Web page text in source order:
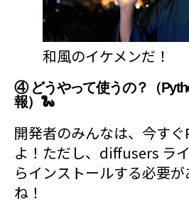
和風のイケメンだ！
④ どうやって使うの？（
報）🐍
開発者のみんなは、今す
よ！ただし、diffusers ラ
らインストールする必要
ね！